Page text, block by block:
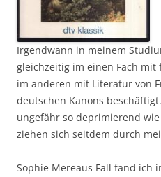
Irgendwann in meinem
gleichzeitig im einen Fach
im anderen mit Literatur von
deutschen Kanons
ungefähr so deprimierend
ziehen sich seitdem durch
Sophie Mereaus Fall fand ich